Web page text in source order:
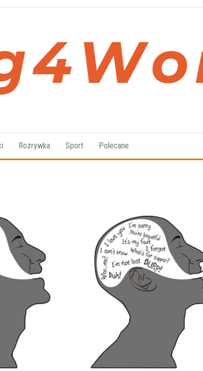
o dla
kobiet
Rozrywka Sport Polecane